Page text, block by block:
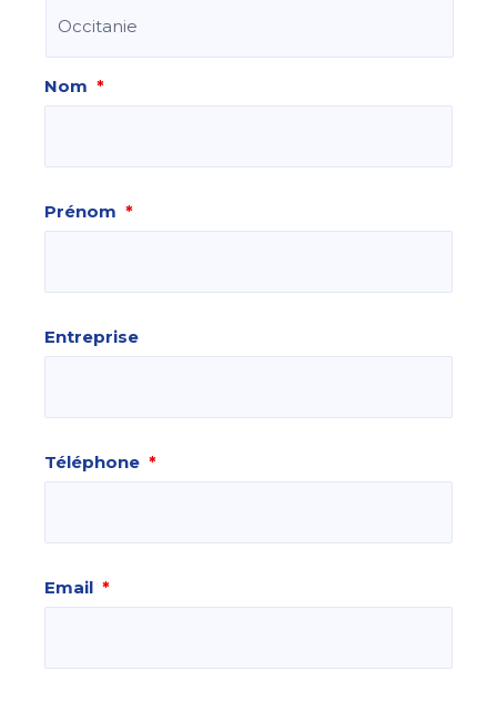
Nom *
Prénom *
Entreprise
Téléphone *
Email *